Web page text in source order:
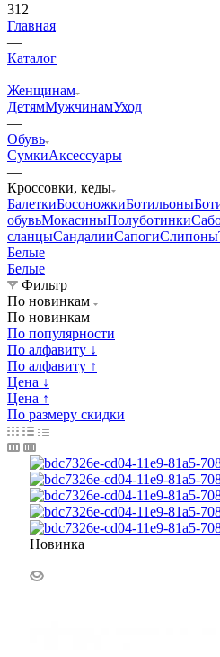
312
Главная
—
Каталог
—
Женщинам
ДетямМужчинамУход
—
Обувь
СумкиАксессуары
—
Кроссовки, кеды
БалеткиБосоножкиБотильоны
обувьМокасиныПолуботинки
сланцыСандалииСапогиСлипоны
Белые
Белые
Фильтр
По новинкам
По новинкам
По популярности
По алфавиту ↓
По алфавиту ↑
Цена ↓
Цена ↑
По размеру скидки
Новинка